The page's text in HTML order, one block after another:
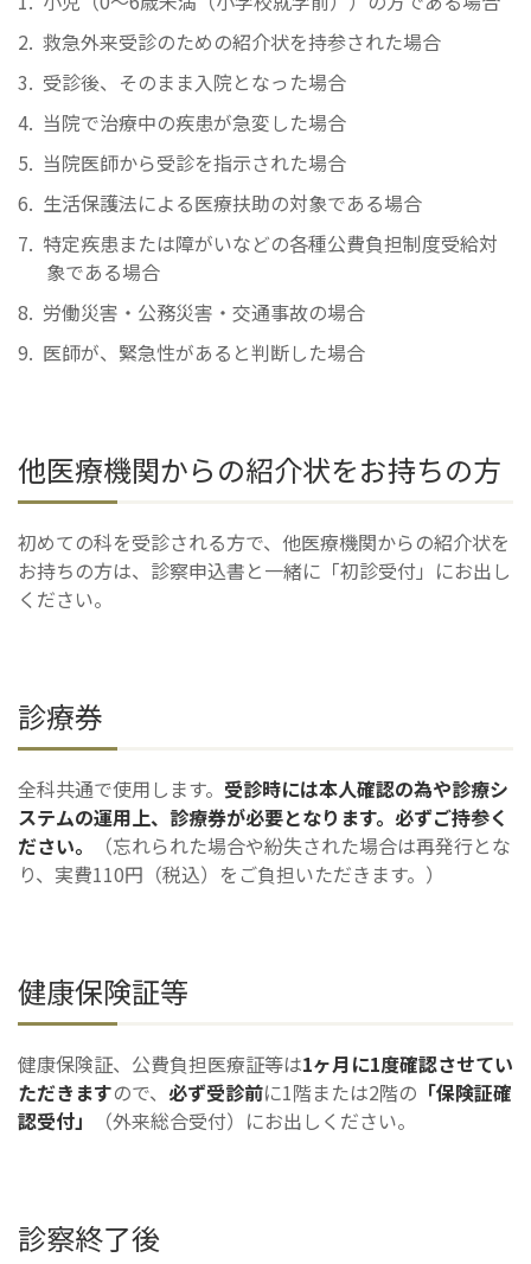
救急外来受診のための紹介状を持参された場合
受診後、そのまま入院となった場合
当院で治療中の疾患が急変した場合
当院医師から受診を指示された場合
生活保護法による医療扶助の対象である場合
特定疾患または障がいなどの各種公費負担制度受給対
象である場合
労働災害・公務災害・交通事故の場合
医師が、緊急性があると判断した場合
他医療機関からの紹介状をお持ちの方
初めての科を受診される方で、他医療機関からの紹介状を
お持ちの方は、診察申込書と一緒に「初診受付」にお出し
ください。
診療券
全科共通で使用します。 受診時には本人確認の為や診療シ
ステムの運用上、診療券が必要となります。必ずご持参く
ださい。
（忘れられた場合や紛失された場合は再発行とな
り、実費110円（税込）をご負担いただきます。）
健康保険証等
健康保険証、公費負担医療証等は1ヶ月に1度確認させてい
ただきますので、 必ず受診前に1階または2階の 「保険証確
認受付」
（外来総合受付）にお出しください。
診察終了後